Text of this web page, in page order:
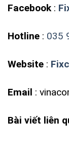
Facebook:
Hotline : 035
Website :
Email :
Bài viết liên